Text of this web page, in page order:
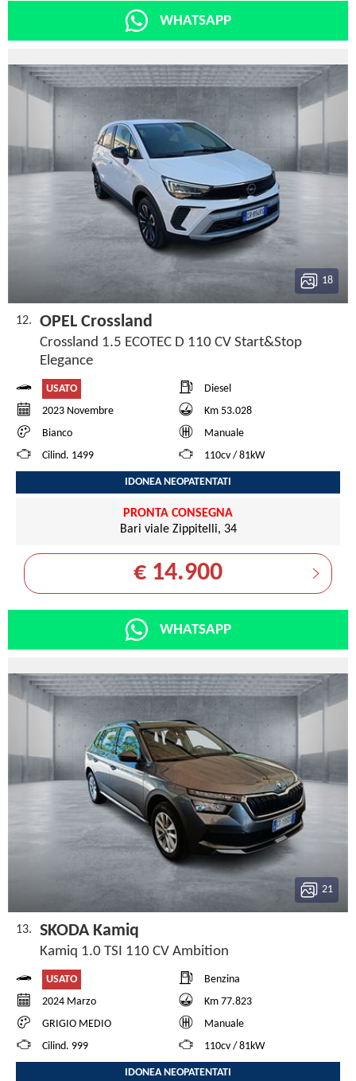
WHATSAPP
18
12. OPEL Crossland
Crossland 1.5 ECOTEC D 110 CV Start&Stop
Elegance
USATO
Diesel
2023 Novembre
Km 53.028
Bianco
Manuale
Cilind. 1499
110cv / 81kW
IDONEA NEOPATENTATI
PRONTA CONSEGNA
Bari viale Zippitelli, 34
€ 14.900
WHATSAPP
21
13. SKODA Kamiq
Kamiq 1.0 TSI 110 CV Ambition
USATO
Benzina
2024 Marzo
Km 77.823
GRIGIO MEDIO
Manuale
Cilind. 999
110cv / 81kW
IDONEA NEOPATENTATI